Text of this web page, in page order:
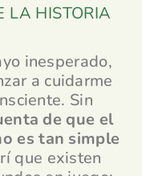
LA HISTORIA
inesperado,
a cuidarme
Sin
de que el
es tan simple
que existen